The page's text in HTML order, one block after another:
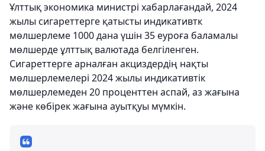
Ұлттық экономика министрі хабарлағандай, 2024
жылы сигареттерге қатысты индикативтк
мөлшерлеме 1000 дана үшін 35 еуроға баламалы
мөлшерде ұлттық валютада белгіленген.
Сигареттерге арналған акциздердің нақты
мөлшерлемелері 2024 жылы индикативтік
мөлшерлемеден 20 проценттен аспай, аз жағына
және көбірек жағына ауытқуы мүмкін.